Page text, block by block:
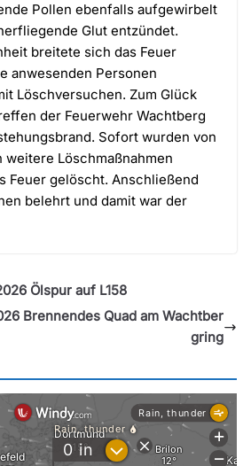
Pollen ebenfalls aufgewirbelt
Glut entzündet.
breitete sich das Feuer
anwesenden Personen
Löschversuchen. Zum Glück
der Feuerwehr Wachtberg
Sofort wurden von
weitere Löschmaßnahmen
Feuer gelöscht. Anschließend
belehrt und damit war der
Ölspur auf L158
Brennendes Quad am Wachtber
gring